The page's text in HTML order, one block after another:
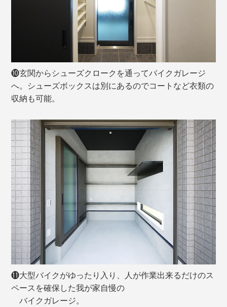
❿玄関からシューズクロークを通ってバイクガレージ
へ。シューズボックスは別にあるのでコートなど衣類の
収納も可能。
⓫大型バイクがゆったり入り、人が作業出来るだけのス
ペースを確保した我が家自慢の
バイクガレージ。